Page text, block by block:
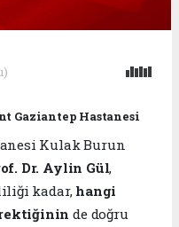
Gaziantep Hastanesi
Kulak Burun
Dr. Aylin Gül,
kadar,hangi
de doğru